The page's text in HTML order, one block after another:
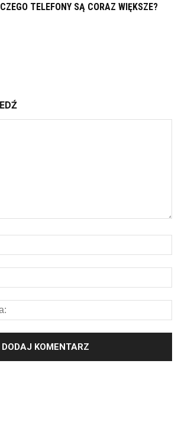
TELEFONY SĄ CORAZ WIĘKSZE?